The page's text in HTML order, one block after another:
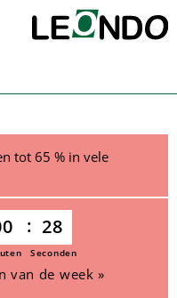
tot 65 % in vele
28
Seconden
van de week »